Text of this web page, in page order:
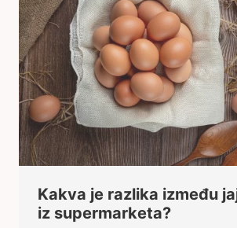
Kakva je razlika između
iz supermarketa?